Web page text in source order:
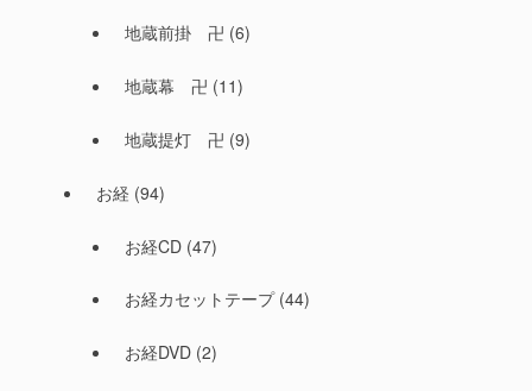
地蔵前掛 卍 (6)
地蔵幕 卍 (11)
地蔵提灯 卍 (9)
お経 (94)
お経CD(47)
お経カセットテープ(44)
お経DVD(2)